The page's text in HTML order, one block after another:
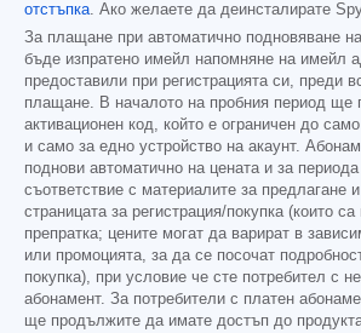
отстъпка. Ако желаете да деинсталирате
За плащане при автоматично подновяване
бъде изпратено имейл напомняне на имейл
предоставили при регистрацията си, преди
плащане. В началото на пробния период ще
активационен код, който е ограничен до
и само за едно устройство на акаунт.
поднови автоматично на цената и за
съответствие с материалите за предлагане
страницата за регистрация/покупка (които
препратка; цените могат да варират в
или промоцията, за да се посочат
покупка), при условие че сте потребител с
абонамент. За потребители с платен
ще продължите да имате достъп до